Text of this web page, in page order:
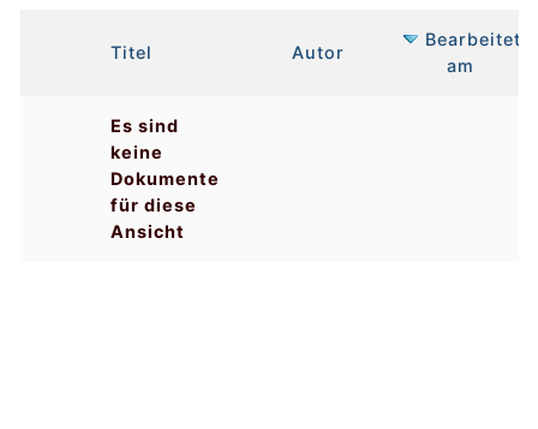
Titel Autor
Bearbeitet
am
Es sind
keine
Dokumente
für diese
Ansicht